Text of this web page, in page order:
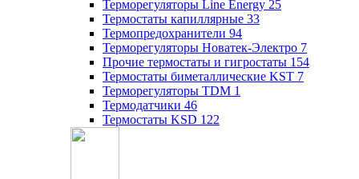
Терморегуляторы Line Energy 25
Термостаты капиллярные 33
Термопредохранители 94
Терморегуляторы Новатек-Электро 7
Прочие термостаты и гигростаты 154
Термостаты биметаллические KST 7
Терморегуляторы TDM 1
Термодатчики 46
Термостаты KSD 122